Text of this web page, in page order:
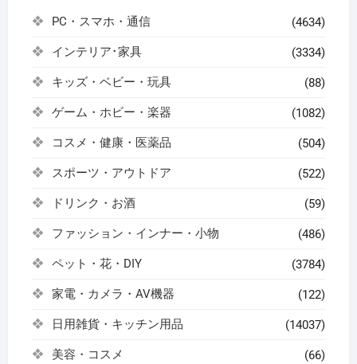
PC・スマホ・通信 (4634)
インテリア･家具 (3334)
キッズ・ベビー・玩具 (88)
ゲーム・ホビー・楽器 (1082)
コスメ・健康・医薬品 (504)
スポーツ・アウトドア (522)
ドリンク・お酒 (59)
ファッション・インナー・小物 (486)
ペット・花・DIY (3784)
家電・カメラ・AV機器 (122)
日用雑貨・キッチン用品 (14037)
美容・コスメ (66)